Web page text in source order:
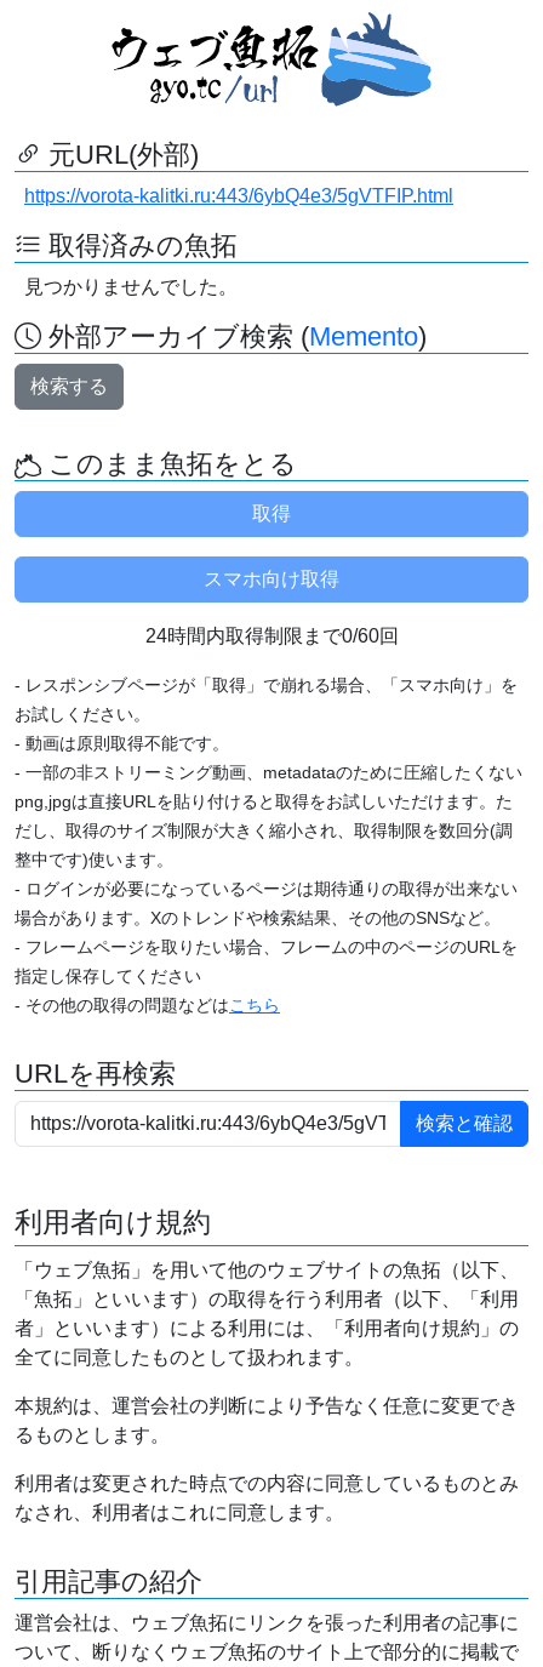
元URL(外部)
https://vorota-kalitki.ru:443/6ybQ4e3/5gVTFIP.html
取得済みの魚拓
見つかりませんでした。
外部アーカイブ検索 (Memento)
検索する
このまま魚拓をとる
24時間内取得制限まで0/60回
- レスポンシブページが「取得」で崩れる場合、「スマホ向け」を
お試しください。
- 動画は原則取得不能です。
- 一部の非ストリーミング動画、metadataのために圧縮したくない
png,jpgは直接URLを貼り付けると取得をお試しいただけます。た
だし、取得のサイズ制限が大きく縮小され、取得制限を数回分(調
整中です)使います。
- ログインが必要になっているページは期待通りの取得が出来ない
場合があります。Xのトレンドや検索結果、その他のSNSなど。
- フレームページを取りたい場合、フレームの中のページのURLを
指定し保存してください
- その他の取得の問題などはこちら
URLを再検索
利用者向け規約
「ウェブ魚拓」を用いて他のウェブサイトの魚拓（以下、
「魚拓」といいます）の取得を行う利用者（以下、「利用
者」といいます）による利用には、「利用者向け規約」の
全てに同意したものとして扱われます。
本規約は、運営会社の判断により予告なく任意に変更でき
るものとします。
利用者は変更された時点での内容に同意しているものとみ
なされ、利用者はこれに同意します。
引用記事の紹介
運営会社は、ウェブ魚拓にリンクを張った利用者の記事に
ついて、断りなくウェブ魚拓のサイト上で部分的に掲載で